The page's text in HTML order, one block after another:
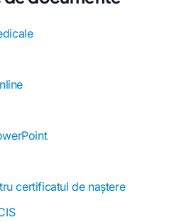
certificatul de naștere